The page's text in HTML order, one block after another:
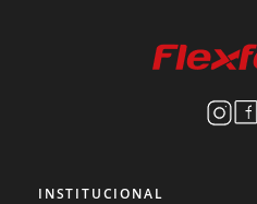
INSTITUCIONAL